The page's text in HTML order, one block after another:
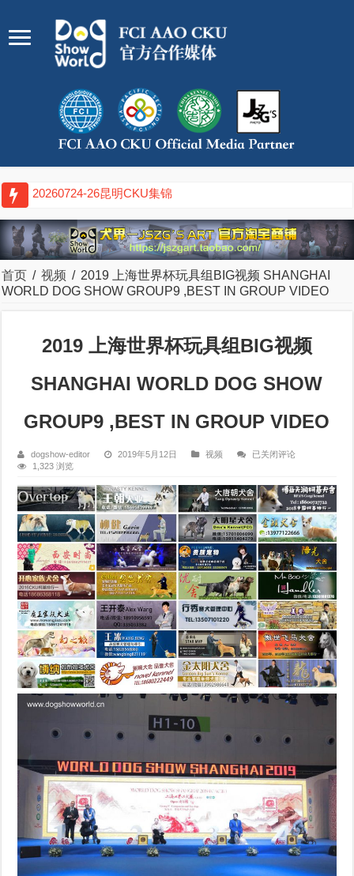
20260724-26昆明CKU集锦
首页 / 视频 / 2019 上海世界杯玩具组BIG视频 SHANGHAI
WORLD DOG SHOW GROUP9 ,BEST IN GROUP VIDEO
2019 上海世界杯玩具组BIG视频
SHANGHAI WORLD DOG SHOW
GROUP9 ,BEST IN GROUP VIDEO
dogshow-editor 2019年5月12日 视频
2019
世
界
杯
玩
具
组
BIG
视
频
SHANGHAI
WORLD
DOG
SHOW
GROUP9
,BEST
IN
GROUP
VIDEO
已关闭评论
1,323 浏览